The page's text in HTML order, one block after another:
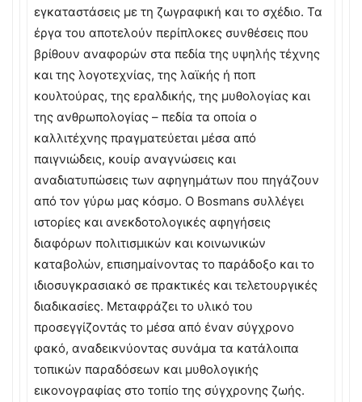
εγκαταστάσεις με τη ζωγραφική και το σχέδιο. Τα
έργα του αποτελούν περίπλοκες συνθέσεις που
βρίθουν αναφορών στα πεδία της υψηλής τέχνης
και της λογοτεχνίας, της λαϊκής ή ποπ
κουλτούρας, της εραλδικής, της μυθολογίας και
της ανθρωπολογίας – πεδία τα οποία ο
καλλιτέχνης πραγματεύεται μέσα από
παιγνιώδεις, κουίρ αναγνώσεις και
αναδιατυπώσεις των αφηγημάτων που πηγάζουν
από τον γύρω μας κόσμο. Ο Bosmans συλλέγει
ιστορίες και ανεκδοτολογικές αφηγήσεις
διαφόρων πολιτισμικών και κοινωνικών
καταβολών, επισημαίνοντας το παράδοξο και το
ιδιοσυγκρασιακό σε πρακτικές και τελετουργικές
διαδικασίες. Μεταφράζει το υλικό του
προσεγγίζοντάς το μέσα από έναν σύγχρονο
φακό, αναδεικνύοντας συνάμα τα κατάλοιπα
τοπικών παραδόσεων και μυθολογικής
εικονογραφίας στο τοπίο της σύγχρονης ζωής.